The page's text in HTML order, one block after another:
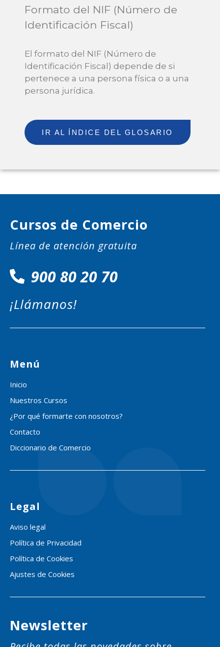
Formato del NIF (Número de
Identificación Fiscal)
El formato del NIF (Número de
Identificación Fiscal) depende de si
pertenece a una persona física o a una
persona jurídica.
IR AL ÍNDICE DEL GLOSARIO
Cursos de Comercio
Línea de atención gratuita
900 80 20 70
¡Llámanos!
Menú
Inicio
Nuestros Cursos
¿Por qué formarte con nosotros?
Contacto
Diccionario de Comercio
Legal
Aviso legal
Política de Privacidad
Política de Cookies
Ajustes de Cookies
Newsletter